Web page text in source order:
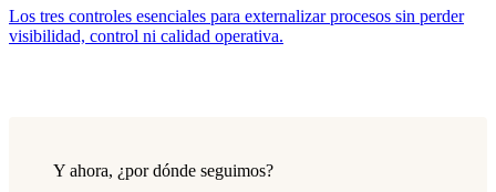
Los tres controles esenciales para externalizar procesos sin perder
visibilidad, control ni calidad operativa.
Y ahora, ¿por dónde seguimos?